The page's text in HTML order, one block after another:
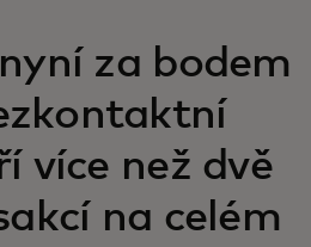
za bodem
více než dvě
na celém